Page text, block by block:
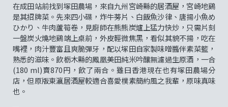
在成田站前找到塚田農場，來自九州宮崎縣的居酒屋，宮崎地鷄
是其招牌菜。先來四小碟，炸牛蒡片、白飯魚沙律、唐揚小魚め
ひかり、牛肉蘆筍卷，見廚師在熊熊炭爐上猛力快炒，只需片刻
一盤炭火燒地鷄端上桌前，外皮輕微焦黑，看似其貌不揚，吃在
嘴裡，肉汁豐富且爽脆彈牙，配以塚田自家製味噌醬伴素菜籃，
熟悉的滋味。飲栃木縣的鳳凰美田純米吟釀無濾過生原酒，一合
(180 ml)賣870円，飲了兩合。雖曰香港現在也有塚田農場分
店，但原版東瀛居酒屋較適合喜愛樸素簡約風之我輩，原味真味
也。